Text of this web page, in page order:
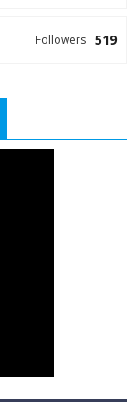
519
Followers